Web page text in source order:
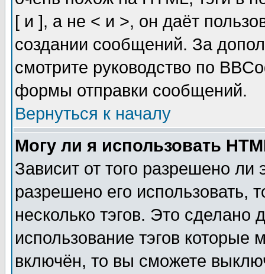
[ и ], а не < и >, он даёт
создании сообщений. За
смотрите руководство по
формы отправки сообщений.
Вернуться к началу
Могу ли я использовать
Зависит от того разрешено
разрешено его использовать,
несколько тэгов. Это сделано
использование тэгов
включён, то вы сможете